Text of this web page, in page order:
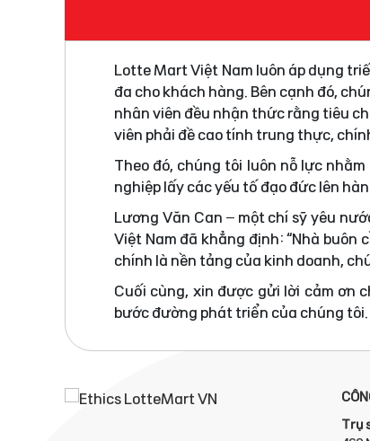
Lotte Mart Việt Nam luôn áp dụng
đa cho khách hàng. Bên cạnh đó,
nhân viên đều nhận thức rằng tiêu
viên phải đề cao tính trung thực,
Theo đó, chúng tôi luôn nỗ lực
nghiệp lấy các yếu tố đạo đức lên
Lương Văn Can – một chí sỹ yêu
Việt Nam đã khẳng định: “Nhà
chính là nền tảng của kinh doanh,
Cuối cùng, xin được gửi lời cảm ơn
bước đường phát triển của chúng tôi.
Trụ